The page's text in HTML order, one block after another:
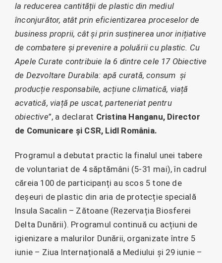
la reducerea cantității de plastic din mediul
înconjurător, atât prin eficientizarea proceselor de
business proprii, cât și prin susținerea unor inițiative
de combatere și prevenire a poluării cu plastic. Cu
Apele Curate contribuie la 6 dintre cele 17 Obiective
de Dezvoltare Durabila: apă curată, consum și
producție responsabile, acțiune climatică, viață
acvatică, viață pe uscat, parteneriat pentru
obiective”, a declarat Cristina Hanganu, Director
de Comunicare și CSR, Lidl România.
Programul a debutat practic la finalul unei tabere
de voluntariat de 4 săptămâni (5-31 mai), în cadrul
căreia 100 de participanți au scos 5 tone de
deșeuri de plastic din aria de protecție specială
Insula Sacalin – Zătoane (Rezervația Biosferei
Delta Dunării). Programul continuă cu acțiuni de
igienizare a malurilor Dunării, organizate între 5
iunie – Ziua Internațională a Mediului și 29 iunie –